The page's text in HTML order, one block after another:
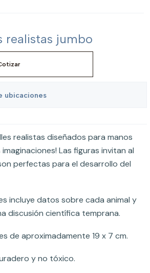
realistas jumbo
ubicaciones
realistas diseñados para manos
Las figuras invitan al
perfectas para el desarrollo del
incluye datos sobre cada animal y
discusión científica temprana.
de aproximadamente 19 x 7 cm.
y no tóxico.